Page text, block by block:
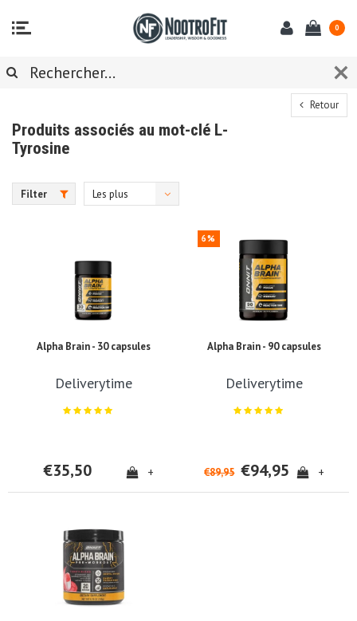
0
Retour
Produits associés au mot-clé L-
Tyrosine
Filter
Les plus
Alpha Brain - 30 capsules
Deliverytime
€35,50 +
6%
Alpha Brain - 90 capsules
Deliverytime
€89,95 €94,95 +